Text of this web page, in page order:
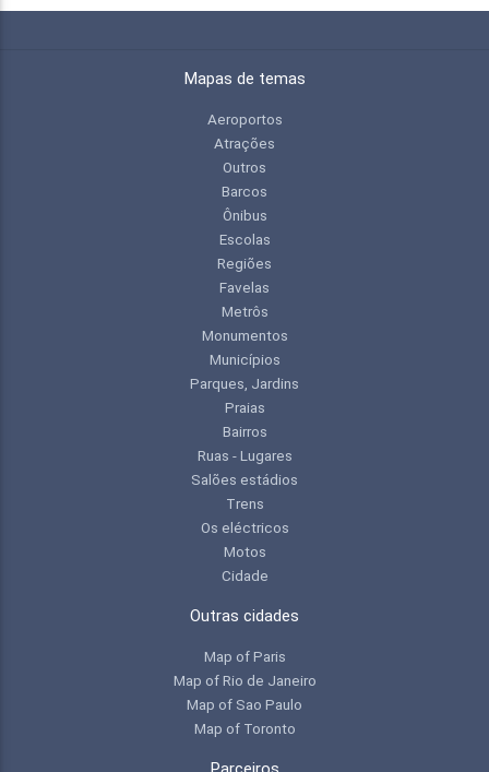
Mapas de temas
Aeroportos
Atrações
Outros
Barcos
Ônibus
Escolas
Regiões
Favelas
Metrôs
Monumentos
Municípios
Parques, Jardins
Praias
Bairros
Ruas - Lugares
Salões estádios
Trens
Os eléctricos
Motos
Cidade
Outras cidades
Map of Paris
Map of Rio de Janeiro
Map of Sao Paulo
Map of Toronto